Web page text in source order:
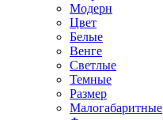
Модерн
Цвет
Белые
Венге
Светлые
Темные
Размер
Малогабаритные